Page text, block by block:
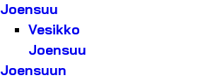
Joensuu
Vesikko
Joensuu
Joensuun